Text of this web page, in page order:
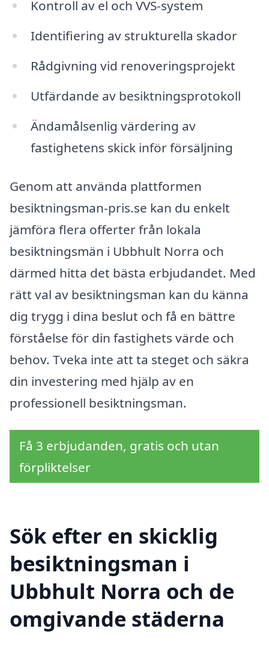
Kontroll av el och VVS-system
Identifiering av strukturella skador
Rådgivning vid renoveringsprojekt
Utfärdande av besiktningsprotokoll
Ändamålsenlig värdering av
fastighetens skick inför försäljning
Genom att använda plattformen
besiktningsman-pris.se kan du enkelt
jämföra flera offerter från lokala
besiktningsmän i Ubbhult Norra och
därmed hitta det bästa erbjudandet. Med
rätt val av besiktningsman kan du känna
dig trygg i dina beslut och få en bättre
förståelse för din fastighets värde och
behov. Tveka inte att ta steget och säkra
din investering med hjälp av en
professionell besiktningsman.
Få 3 erbjudanden, gratis och utan
förpliktelser
Sök efter en skicklig
besiktningsman i
Ubbhult Norra och de
omgivande städerna